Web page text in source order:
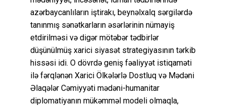
azərbaycanlıların iştirakı, beynəlxalq sərgilərdə
tanınmış sənətkarların əsərlərinin nümayiş
etdirilməsi və digər mötəbər tədbirlər
düşünülmüş xarici siyasət strategiyasının tərkib
hissəsi idi. O dövrdə geniş fəaliyyət istiqaməti
ilə fərqlənən Xarici Ölkələrlə Dostluq və Mədəni
Əlaqələr Cəmiyyəti mədəni-humanitar
diplomatiyanın mükəmməl modeli olmaqla,